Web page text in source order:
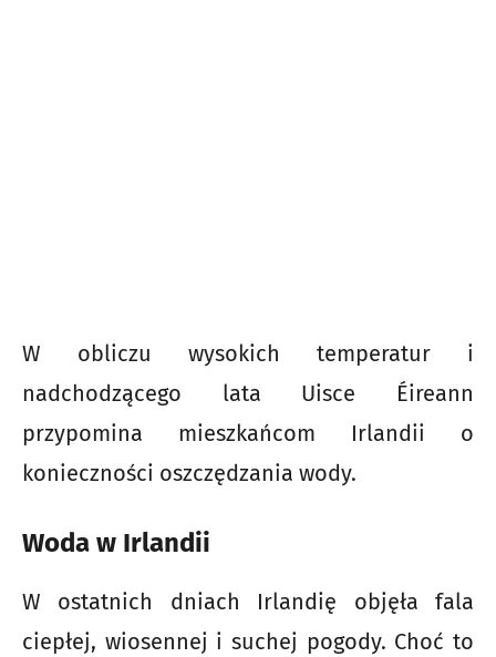
W obliczu wysokich temperatur i
nadchodzącego lata Uisce Éireann
przypomina mieszkańcom Irlandii o
konieczności oszczędzania wody.
Woda w Irlandii
W ostatnich dniach Irlandię objęła fala
ciepłej, wiosennej i suchej pogody. Choć to